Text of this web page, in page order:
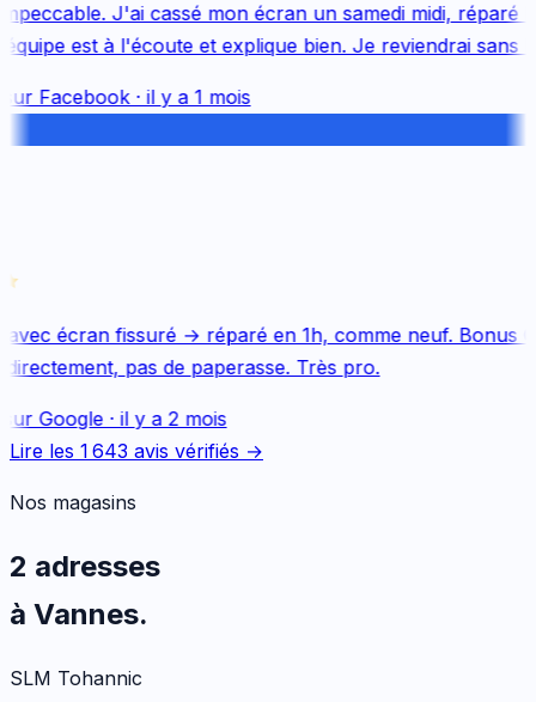
J'ai cassé mon écran un samedi midi, réparé le
est à l'écoute et explique bien. Je reviendrai sans
Facebook· il y a 1 mois
écran fissuré → réparé en 1h, comme neuf. Bonus
pas de paperasse. Très pro.
Google· il y a 2 mois
Lire les 1 643 avis vérifiés →
Nos magasins
2 adresses
à Vannes.
SLM Tohannic